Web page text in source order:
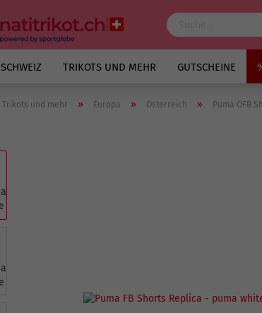
SCHWEIZ TRIKOTS UND MEHR GUTSCHEINE
Trikots und mehr » Europa » Österreich » Puma ÖFB